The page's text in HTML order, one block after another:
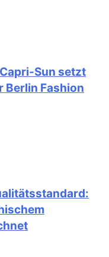
Sun setzt
Berlin Fashion